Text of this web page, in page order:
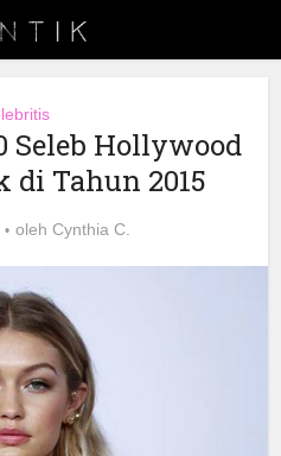
Seleb Hollywood
di Tahun 2015
oleh Cynthia C.